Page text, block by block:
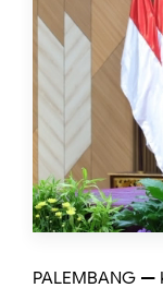
​PALEMBANG —